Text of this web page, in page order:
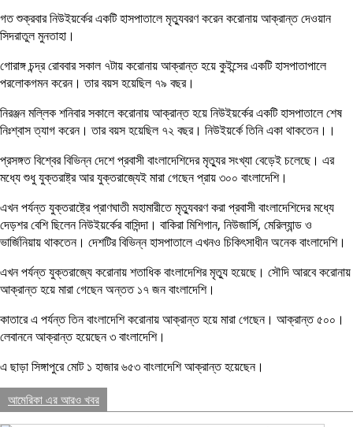
গত শুক্রবার নিউইয়র্কের একটি হাসপাতালে মৃত্যুবরণ করেন করোনায় আক্রান্ত দেওয়ান
সিদরাতুল মুনতাহা।
গোরাঙ্গ চন্দ্র রোববার সকাল ৭টায় করোনায় আক্রান্ত হয়ে কুইন্সের একটি হাসপাতাপালে
পরলোকগমন করেন। তার বয়স হয়েছিল ৭৯ বছর।
নিরঞ্জন মল্লিক শনিবার সকালে করোনায় আক্রান্ত হয়ে নিউইয়র্কের একটি হাসপাতালে শেষ
নিঃশ্বাস ত্যাগ করেন। তার বয়স হয়েছিল ৭২ বছর। নিউইয়র্কে তিনি একা থাকতেন।।
প্রসঙ্গত বিশ্বের বিভিন্ন দেশে প্রবাসী বাংলাদেশিদের মৃত্যুর সংখ্যা বেড়েই চলেছে। এর
মধ্যে শুধু যুক্তরাষ্ট্র আর যুক্তরাজ্যেই মারা গেছেন প্রায় ৩০০ বাংলাদেশি।
এখন পর্যন্ত যুক্তরাষ্ট্রে প্রাণঘাতী মহামারীতে মৃত্যুবরণ করা প্রবাসী বাংলাদেশিদের মধ্যে
দেড়শর বেশি ছিলেন নিউইয়র্কের বাসিন্দা। বাকিরা মিশিগান, নিউজার্সি, মেরিল্যান্ড ও
ভার্জিনিয়ায় থাকতেন। দেশটির বিভিন্ন হাসপাতালে এখনও চিকিৎসাধীন অনেক বাংলাদেশি।
এখন পর্যন্ত যুক্তরাজ্যে করোনায় শতাধিক বাংলাদেশির মৃত্যু হয়েছে। সৌদি আরবে করোনায়
আক্রান্ত হয়ে মারা গেছেন অন্তত ১৭ জন বাংলাদেশি।
কাতারে এ পর্যন্ত তিন বাংলাদেশি করোনায় আক্রান্ত হয়ে মারা গেছেন। আক্রান্ত ৫০০।
লেবাননে আক্রান্ত হয়েছেন ৩ বাংলাদেশি।
এ ছাড়া সিঙ্গাপুরে মোট ১ হাজার ৬৫৩ বাংলাদেশি আক্রান্ত হয়েছেন।
আমেরিকা এর আরও খবর